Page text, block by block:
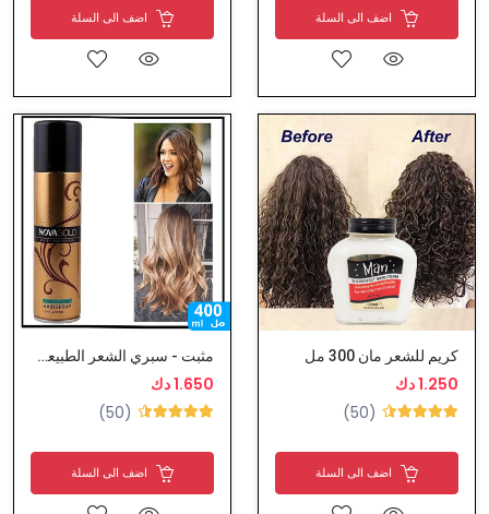
اضف الى السلة اضف الى السلة
كريم للشعر مان 300 مل
1.250 دك
(50)
اضف الى السلة
مثبت - سبري الشعر الطبيعي نوفاغولد
1.650 دك
(50)
اضف الى السلة